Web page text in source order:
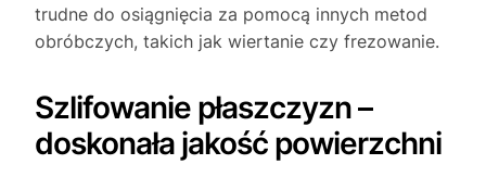
trudne do osiągnięcia za pomocą innych metod
obróbczych, takich jak wiertanie czy frezowanie.
Szlifowanie płaszczyzn –
doskonała jakość powierzchni